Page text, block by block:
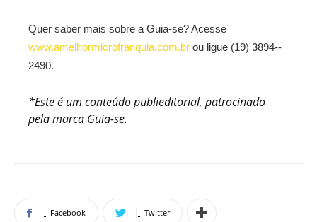
Quer saber mais sobre a Guia­-se? Acesse
www.amelhormicrofranquia.com.br ou ligue (19) 3894-­
2490.
*Este é um conteúdo publieditorial, patrocinado
pela marca Guia-se.
Facebook Twitter